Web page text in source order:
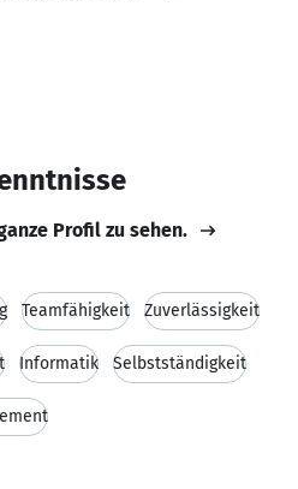
Profil zu sehen.
Teamfähigkeit Zuverlässigkeit
Informatik Selbstständigkeit